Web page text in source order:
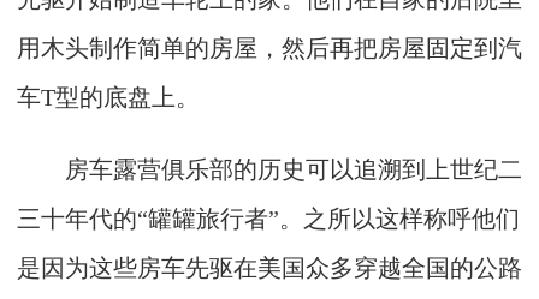
用木头制作简单的房屋，然后再把房屋固定到汽
车T型的底盘上。
房车露营俱乐部的历史可以追溯到上世纪二
三十年代的“罐罐旅行者”。之所以这样称呼他们
是因为这些房车先驱在美国众多穿越全国的公路